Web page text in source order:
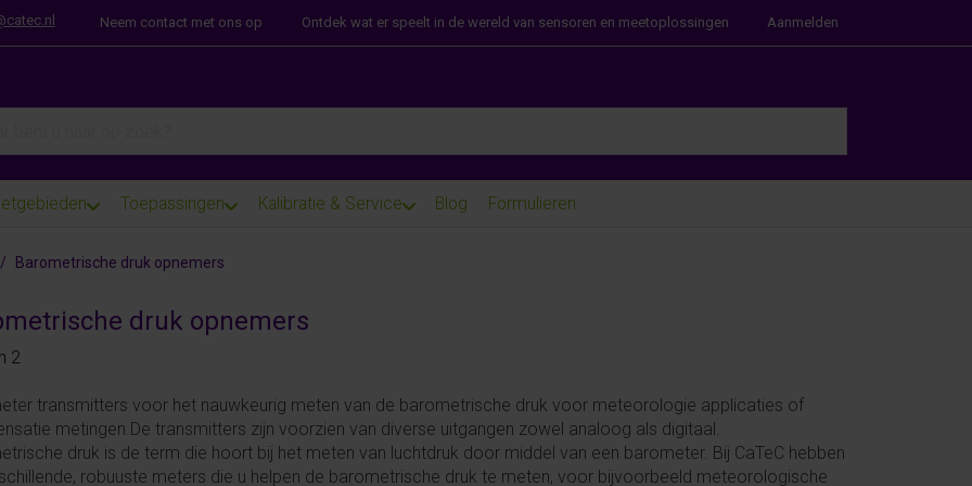
Neem contact met ons op Ontdek wat er speelt in de wereld van sensoren en meetoplossingen Aanmelden
Toepassingen Kalibratie & Service Blog Formulieren
Barometrische druk opnemers
druk opnemers
2
transmitters voor het nauwkeurig meten van de barometrische druk voor meteorologie applicaties of
metingen.De transmitters zijn voorzien van diverse uitgangen zowel analoog als digitaal.
druk is de term die hoort bij het meten van luchtdruk door middel van een barometer. Bij CaTeC hebben
robuuste meters die u helpen de barometrische druk te meten, voor bijvoorbeeld meteorologische